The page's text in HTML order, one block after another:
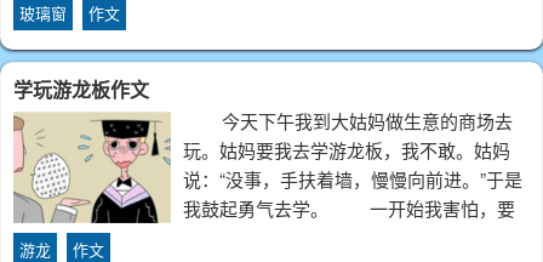
玻璃窗 作文
学玩游龙板作文
今天下午我到大姑妈做生意的商场去
玩。姑妈要我去学游龙板，我不敢。姑妈
说：“没事，手扶着墙，慢慢向前进。”于是
我鼓起勇气去学。 一开始我害怕，要
游龙 作文